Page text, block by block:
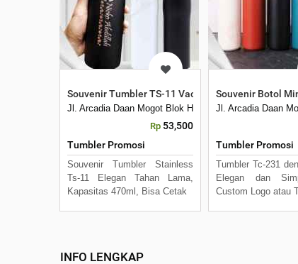
Souvenir Tumbler TS-11 Vacuum Flask Cetak Logo
Jl. Arcadia Daan Mogot Blok H7 No 16 Daan Mogot
Rp 53,500
Tumbler Promosi
Souvenir Tumbler Stainless
Ts-11 Elegan Tahan Lama,
Kapasitas 470ml, Bisa Cetak
Souvenir Botol
Jl. Arcadia Daan
Tumbler Promosi
Tumbler Tc-231
Elegan dan
Custom Logo atau
INFO LENGKAP